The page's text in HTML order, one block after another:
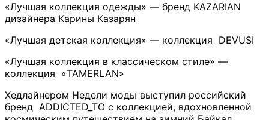
«Лучшая коллекция одежды» — бренд KAZARIAN
дизайнера Карины Казарян
«Лучшая детская коллекция» — коллекция DEVUSI
«Лучшая коллекция в классическом стиле» —
коллекция «TAMERLAN»
Хедлайнером Недели моды выступил российский
бренд ADDICTED_TO с коллекцией, вдохновленной